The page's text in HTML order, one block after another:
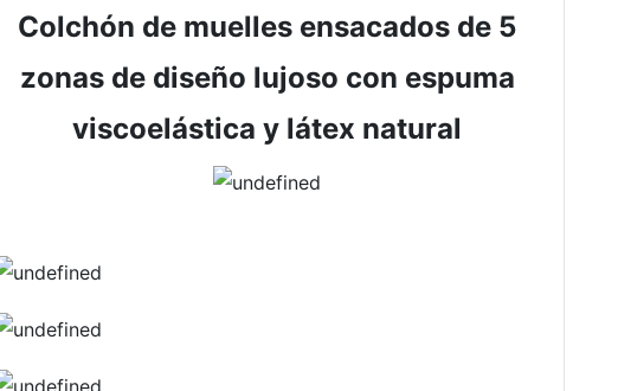
Colchón de muelles ensacados de 5
zonas de diseño lujoso con espuma
viscoelástica y látex natural